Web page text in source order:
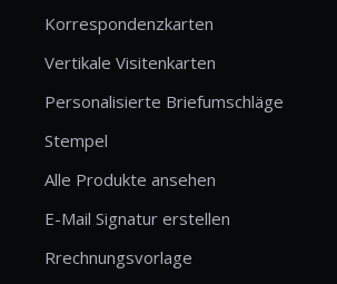
Korrespondenzkarten
Vertikale Visitenkarten
Personalisierte Briefumschläge
Stempel
Alle Produkte ansehen
E-Mail Signatur erstellen
Rrechnungsvorlage